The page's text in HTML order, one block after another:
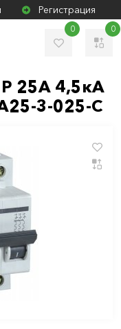
Регистрация
0 0
25А 4,5кА
3-025-C